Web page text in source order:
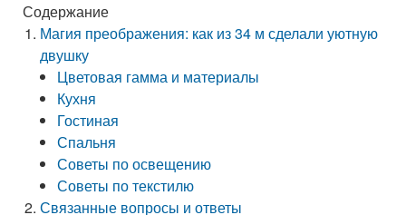
Содержание
Магия преображения: как из 34 м сделали уютную
двушку
Цветовая гамма и материалы
Кухня
Гостиная
Спальня
Советы по освещению
Советы по текстилю
Связанные вопросы и ответы